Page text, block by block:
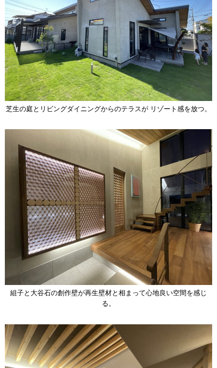
芝生の庭とリビングダイニングからのテラスが リゾート感を放つ。
組子と大谷石の創作壁が再生壁材と相まって心地良い空間を感じ
る。